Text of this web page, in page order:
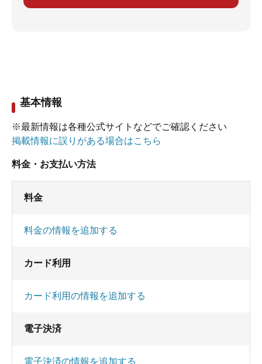
基本情報
※最新情報は各種公式サイトなどでご確認ください
掲載情報に誤りがある場合はこちら
料金・お支払い方法
料金
料金の情報を追加する
カード利用
カード利用の情報を追加する
電子決済
電子決済の情報を追加する